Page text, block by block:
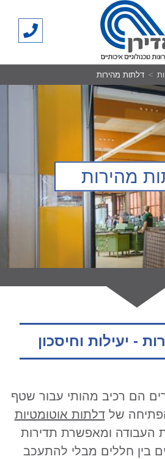
דלתות מהירות
מהירות
- יעילות וחיסכון
הם רכיב מהותי עבור שטף
שלדלתות אוטומטיות
העבודה ומאפשרת תדירות
בין חללים מבלי להתעכב